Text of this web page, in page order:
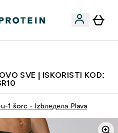
SVE | ISKORISTI KOD:
1 šorc - Izbледела Plava